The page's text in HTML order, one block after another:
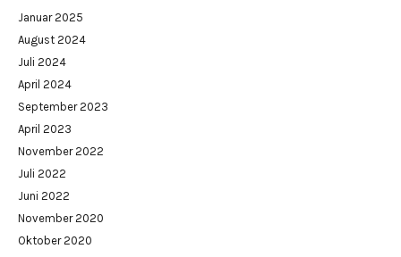
Januar 2025
August 2024
Juli 2024
April 2024
September 2023
April 2023
November 2022
Juli 2022
Juni 2022
November 2020
Oktober 2020